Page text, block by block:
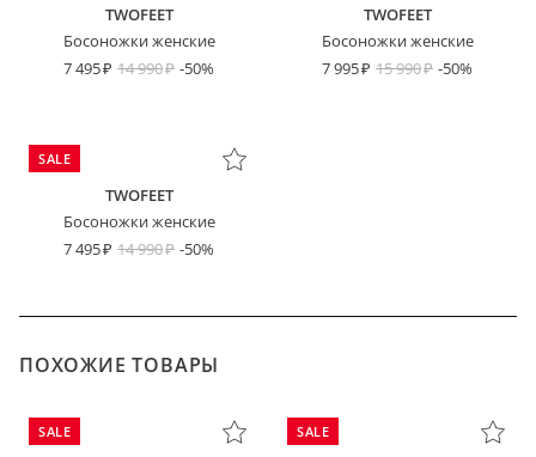
TWOFEET
Босоножки женские
7 495
14 990 -50%
TWOFEET
Босоножки женские
7 995
15 990 -50%
SALE
TWOFEET
Босоножки женские
7 495
14 990 -50%
ПОХОЖИЕ ТОВАРЫ
SALE SALE